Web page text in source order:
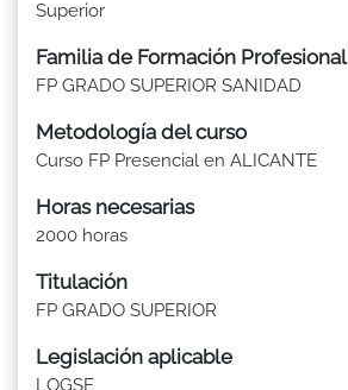
Superior
Familia de Formación Profesional
FP GRADO SUPERIOR SANIDAD
Metodología del curso
Curso FP Presencial en ALICANTE
Horas necesarias
2000 horas
Titulación
FP GRADO SUPERIOR
Legislación aplicable
LOGSE